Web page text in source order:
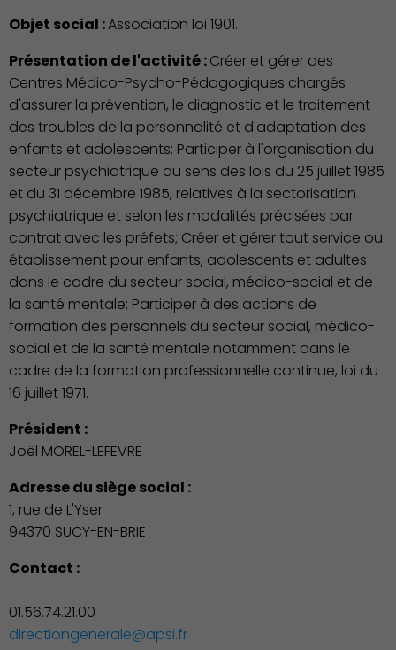
Objet social :Association loi 1901.
Présentation de l'activité :Créer et gérer des
Centres Médico-Psycho-Pédagogiques chargés
d'assurer la prévention, le diagnostic et le traitement
des troubles de la personnalité et d'adaptation des
enfants et adolescents; Participer à l'organisation du
secteur psychiatrique au sens des lois du 25 juillet 1985
et du 31 décembre 1985, relatives à la sectorisation
psychiatrique et selon les modalités précisées par
contrat avec les préfets; Créer et gérer tout service ou
établissement pour enfants, adolescents et adultes
dans le cadre du secteur social, médico-social et de
la santé mentale; Participer à des actions de
formation des personnels du secteur social, médico-
social et de la santé mentale notamment dans le
cadre de la formation professionnelle continue, loi du
16 juillet 1971.
Président :
Joël MOREL-LEFEVRE
Adresse du siège social :
1, rue de L'Yser
94370 SUCY-EN-BRIE
Contact :
01.56.74.21.00
directiongenerale@apsi.fr